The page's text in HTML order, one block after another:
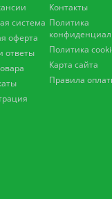
система
оферта
ответы
Контакты
Политика
Политика
Карта сайта
Правила